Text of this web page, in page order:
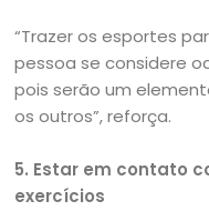
“Trazer os esportes
pessoa se considere
pois serão um
os outros”, reforça.
5. Estar em contato
exercícios